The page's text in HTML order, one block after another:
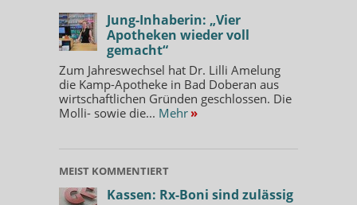
Jung-Inhaberin: „Vier
Apotheken wieder voll
gemacht“
Zum Jahreswechsel hat Dr. Lilli Amelung
die Kamp-Apotheke in Bad Doberan aus
wirtschaftlichen Gründen geschlossen. Die
Molli- sowie die... Mehr »
MEIST KOMMENTIERT
Kassen: Rx-Boni sind zulässig